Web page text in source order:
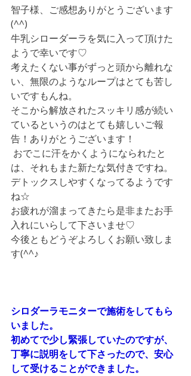
智子様、ご感想ありがとうございます
(^^)
牛乳シローダーラを気に入って頂けた
ようで幸いです♡
考えたくない事がずっと頭から離れな
い、無限のようなループはとても苦し
いですもんね。
そこから解放されたスッキリ感が続い
ているというのはとても嬉しいご報
告！ありがとうございます！
は、それもまた新たな気付きですね。
デトックスしやすくなってるようです
ね☆
お疲れが溜まってきたら是非またお手
入れにいらして下さいませ♡
今後ともどうぞよろしくお願い致しま
す(^^♪
シロダーラモニターで施術をしてもら
いました。
初めてで少し緊張していたのですが、
丁寧に説明をして下さったので、安心
して受けることができました。